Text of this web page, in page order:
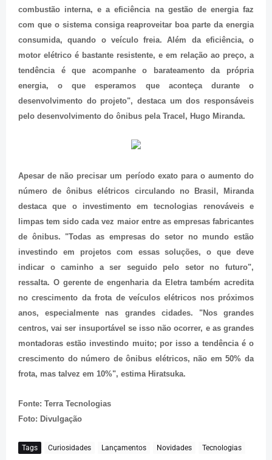
combustão interna, e a eficiência na gestão de energia faz
com que o sistema consiga reaproveitar boa parte da energia
consumida, quando o veículo freia. Além da eficiência, o
motor elétrico é bastante resistente, e em relação ao preço, a
tendência é que acompanhe o barateamento da própria
energia, o que esperamos que aconteça durante o
desenvolvimento do projeto", destaca um dos responsáveis
pelo desenvolvimento do ônibus pela Tracel, Hugo Miranda.
Apesar de não precisar um período exato para o aumento do
número de ônibus elétricos circulando no Brasil, Miranda
destaca que o investimento em tecnologias renováveis e
limpas tem sido cada vez maior entre as empresas fabricantes
de ônibus. "Todas as empresas do setor no mundo estão
investindo em projetos com essas soluções, o que deve
indicar o caminho a ser seguido pelo setor no futuro",
ressalta. O gerente de engenharia da Eletra também acredita
no crescimento da frota de veículos elétricos nos próximos
anos, especialmente nas grandes cidades. "Nos grandes
centros, vai ser insuportável se isso não ocorrer, e as grandes
montadoras estão investindo muito; por isso a tendência é o
crescimento do número de ônibus elétricos, não em 50% da
frota, mas talvez em 10%", estima Hiratsuka.
Fonte: Terra Tecnologias
Foto: Divulgação
Tags Curiosidades Lançamentos Novidades Tecnologias